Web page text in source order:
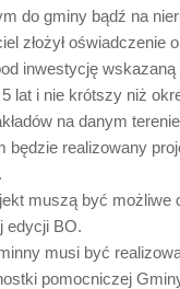
do gminy bądź na
złożył oświadczenie
inwestycję
lat i nie krótszy niż
na danym
będzie realizowany
muszą być możliwe
edycji BO.
musi być
pomocniczej